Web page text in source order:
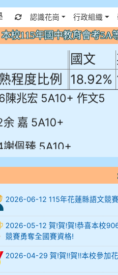
重新取得佈景設定
認識花崗 行政組織
本校115年國中教育會考5A
115年國中教育會
最佳～！
國文
程度比例 18.92%
陳兆宏 5A10+ 作文5
余 嘉 5A10+
謝佩臻 5A10+
蘇奕愷
彭子庭
蔣昇和
周沛蓉
2026-06-12 115年花蓮縣語文競
2026-05-12 賀!賀!賀!恭喜本校
競賽勇奪全國賽資格!
2026-04-29 賀!賀!!賀!!本校參加